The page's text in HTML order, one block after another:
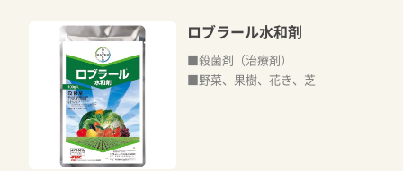
ロブラール水和剤
■殺菌剤（治療剤）
■野菜、果樹、花き、芝